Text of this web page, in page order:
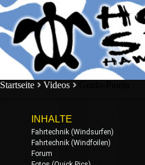
Startseite Videos
INHALTE
Fahrtechnik (Windsurfen)
Fahrtechnik (Windfoilen)
Forum